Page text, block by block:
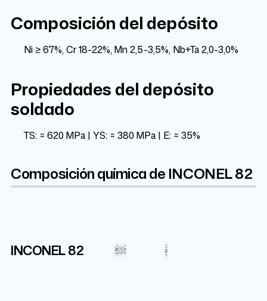
Composición del depósito
Ni ≥ 67%, Cr 18-22%, Mn 2,5-3,5%, Nb+Ta 2,0-3,0%
Propiedades del depósito
soldado
TS: ≈ 620 MPa | YS: ≈ 380 MPa | E: ≈ 35%
Composición química de INCONEL 82
INCONEL 82 3%
C
Si
P
S
Ti Cu